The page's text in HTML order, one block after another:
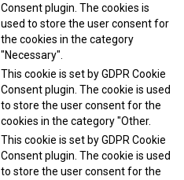
Consent plugin. The cookies is
used to store the user consent for
the cookies in the category
"Necessary".
This cookie is set by GDPR Cookie
Consent plugin. The cookie is used
to store the user consent for the
cookies in the category "Other.
This cookie is set by GDPR Cookie
Consent plugin. The cookie is used
to store the user consent for the